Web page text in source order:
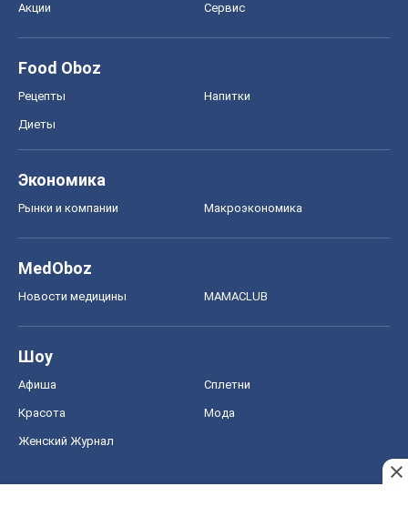
Акции Сервис
Food Oboz
Рецепты Напитки
Диеты
Экономика
Рынки и компании Mакроэкономика
MedOboz
Новости медицины MAMACLUB
Шоу
Афиша Сплетни
Красота Мода
Женский Журнал